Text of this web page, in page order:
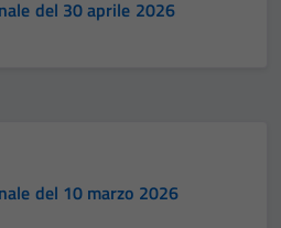
del 30 aprile 2026
del 10 marzo 2026